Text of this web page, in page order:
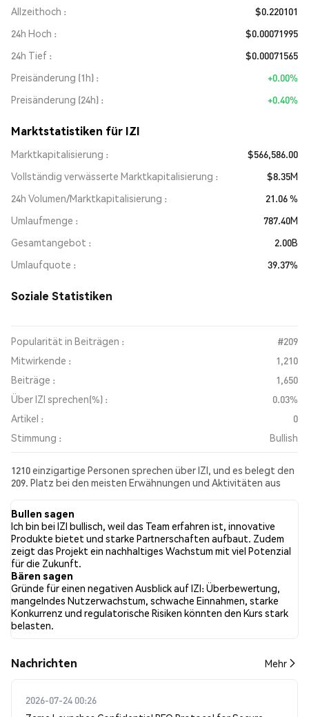
Allzeithoch
$0.220101
24h Hoch
$0.00071995
24h Tief
$0.00071565
Preisänderung (1h)
+0.00%
Preisänderung (24h)
+0.40%
Marktstatistiken für IZI
Marktkapitalisierung
$566,586.00
Vollständig verwässerte Marktkapitalisierung
$8.35M
24h Volumen/Marktkapitalisierung
21.06 %
Umlaufmenge
787.40M
Gesamtangebot
2.00B
Umlaufquote
39.37%
Soziale Statistiken
Popularität in Beiträgen :
#209
Mitwirkende :
1,210
Beiträge :
1,650
Über IZI sprechen(%) :
0.03%
Artikel :
0
Stimmung :
Bullish
1210 einzigartige Personen sprechen über IZI, und es belegt den
209. Platz bei den meisten Erwähnungen und Aktivitäten aus
Stimmung gegenüber IZI in allen sozialen Medien Bullish.
Schließlich wurden 0 Nachrichtenartikel über IZI veröffentlicht.
Auf Twitter hatten 7.03% der Tweets eine bullishe Stimmung im
Vergleich zu 4.83% der Tweets mit einer bärischen Stimmung
über IZI. 88.14% der Tweets waren neutral gegenüber IZI. Diese
Stimmungen basieren auf 725 Tweets.
Bullen sagen
Ich bin bei IZI bullisch, weil das Team erfahren ist, innovative
Produkte bietet und starke Partnerschaften aufbaut. Zudem
zeigt das Projekt ein nachhaltiges Wachstum mit viel Potenzial
für die Zukunft.
Bären sagen
Gründe für einen negativen Ausblick auf IZI: Überbewertung,
mangelndes Nutzerwachstum, schwache Einnahmen, starke
Konkurrenz und regulatorische Risiken könnten den Kurs stark
belasten.
Nachrichten Mehr
2026-07-24 00:26